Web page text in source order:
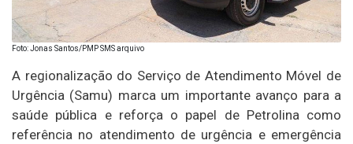
Foto: Jonas Santos/PMP SMS arquivo
A regionalização do Serviço de Atendimento Móvel de
Urgência (Samu) marca um importante avanço para a
saúde pública e reforça o papel de Petrolina como
referência no atendimento de urgência e emergência